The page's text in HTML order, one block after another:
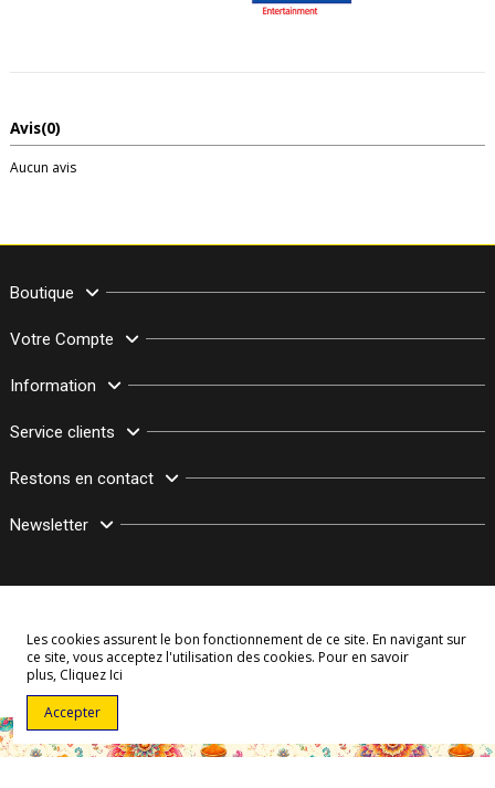
Avis(0)
Aucun avis
Boutique
Votre Compte
Information
Service clients
Restons en contact
Newsletter
© Copyright 2003–2026 Bollymarket.com - Tous Droits Réservés
Les cookies assurent le bon fonctionnement de ce site. En navigant sur
ce site, vous acceptez l'utilisation des cookies. Pour en savoir
plus, Cliquez Ici
Accepter